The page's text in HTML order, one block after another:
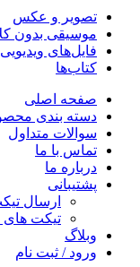
تصویر و عکس
موسیقی بدون
فایل‌های ویدیویی
کتاب‌ها
صفحه اصلی
دسته بندی
سوالات متداول
تماس با ما
درباره ما
پشتیبانی
ارسال
تیکت
وبلاگ
ورود / ثبت نام